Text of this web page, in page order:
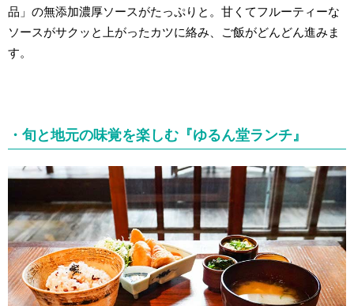
品」の無添加濃厚ソースがたっぷりと。甘くてフルーティーな
ソースがサクッと上がったカツに絡み、ご飯がどんどん進みま
す。
・旬と地元の味覚を楽しむ『ゆるん堂ランチ』